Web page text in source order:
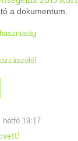
a dokumentum.
hétfő 19:17